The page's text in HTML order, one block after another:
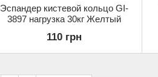
Эспандер кистевой кольцо GI-
3897 нагрузка 30кг Желтый
110 грн